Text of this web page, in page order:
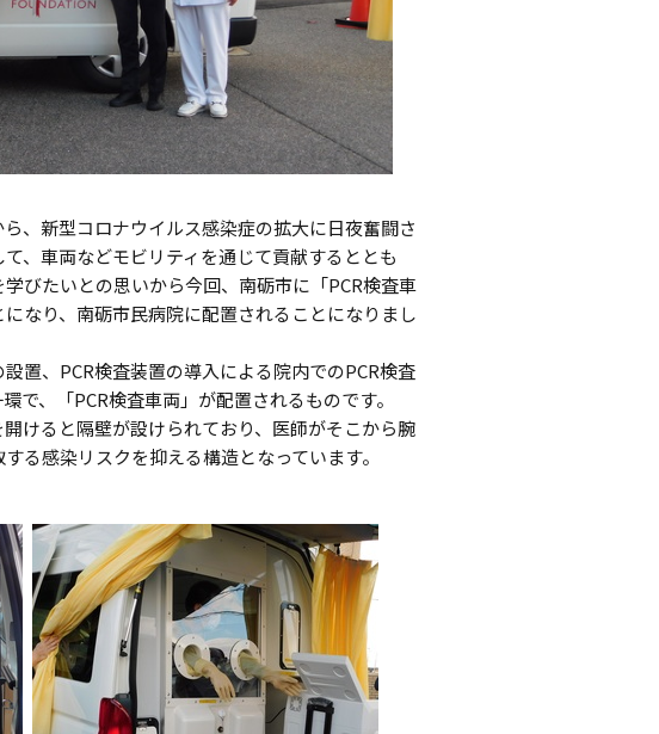
、新型コロナウイルス感染症の拡大に日夜奮闘さ
、車両などモビリティを通じて貢献するととも
びたいとの思いから今回、南砺市に「PCR検査車
なり、南砺市民病院に配置されることになりまし
置、PCR検査装置の導入による院内でのPCR検査
で、「PCR検査車両」が配置されるものです。
けると隔壁が設けられており、医師がそこから腕
る感染リスクを抑える構造となっています。